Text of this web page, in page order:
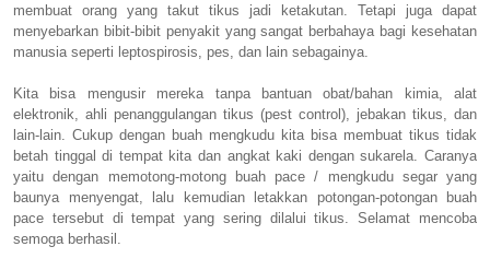
membuat orang yang takut tikus jadi ketakutan. Tetapi juga dapat
menyebarkan bibit-bibit penyakit yang sangat berbahaya bagi kesehatan
manusia seperti leptospirosis, pes, dan lain sebagainya.
Kita bisa mengusir mereka tanpa bantuan obat/bahan kimia, alat
elektronik, ahli penanggulangan tikus (pest control), jebakan tikus, dan
lain-lain. Cukup dengan buah mengkudu kita bisa membuat tikus tidak
betah tinggal di tempat kita dan angkat kaki dengan sukarela. Caranya
yaitu dengan memotong-motong buah pace / mengkudu segar yang
baunya menyengat, lalu kemudian letakkan potongan-potongan buah
pace tersebut di tempat yang sering dilalui tikus. Selamat mencoba
semoga berhasil.